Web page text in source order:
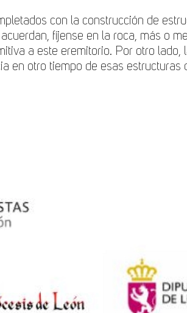
con la construcción de
fíjense en la roca, más o
a este eremitorio. Por otro lado,
en otro tiempo de esas estructuras